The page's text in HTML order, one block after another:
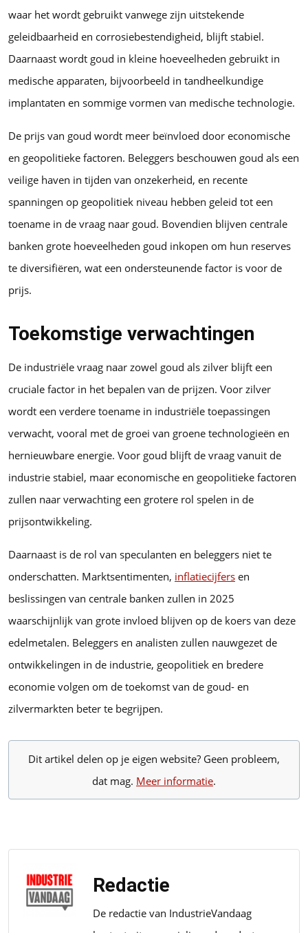
waar het wordt gebruikt vanwege zijn uitstekende
geleidbaarheid en corrosiebestendigheid, blijft stabiel.
Daarnaast wordt goud in kleine hoeveelheden gebruikt in
medische apparaten, bijvoorbeeld in tandheelkundige
implantaten en sommige vormen van medische technologie.
De prijs van goud wordt meer beïnvloed door economische
en geopolitieke factoren. Beleggers beschouwen goud als een
veilige haven in tijden van onzekerheid, en recente
spanningen op geopolitiek niveau hebben geleid tot een
toename in de vraag naar goud. Bovendien blijven centrale
banken grote hoeveelheden goud inkopen om hun reserves
te diversifiëren, wat een ondersteunende factor is voor de
prijs.
Toekomstige verwachtingen
De industriële vraag naar zowel goud als zilver blijft een
cruciale factor in het bepalen van de prijzen. Voor zilver
wordt een verdere toename in industriële toepassingen
verwacht, vooral met de groei van groene technologieën en
hernieuwbare energie. Voor goud blijft de vraag vanuit de
industrie stabiel, maar economische en geopolitieke factoren
zullen naar verwachting een grotere rol spelen in de
prijsontwikkeling.
Daarnaast is de rol van speculanten en beleggers niet te
onderschatten. Marktsentimenten, inflatiecijfers en
beslissingen van centrale banken zullen in 2025
waarschijnlijk van grote invloed blijven op de koers van deze
edelmetalen. Beleggers en analisten zullen nauwgezet de
ontwikkelingen in de industrie, geopolitiek en bredere
economie volgen om de toekomst van de goud- en
zilvermarkten beter te begrijpen.
Dit artikel delen op je eigen website? Geen probleem,
dat mag. Meer informatie.
Redactie
De redactie van IndustrieVandaag